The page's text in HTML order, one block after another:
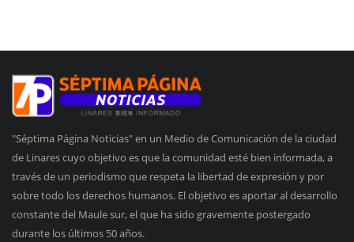
"Séptima Página Noticias" en un Medio de Comunicación de la ciudad
de Linares cuyo objetivo es que la comunidad esté bien informada, a
través de un periodismo que respeta la libertad de expresión y por
sobre todo los derechos humanos. El objetivo es aportar al desarrollo
constante del Maule sur, el que ha sido gravemente postergado
durante los últimos 50 años.